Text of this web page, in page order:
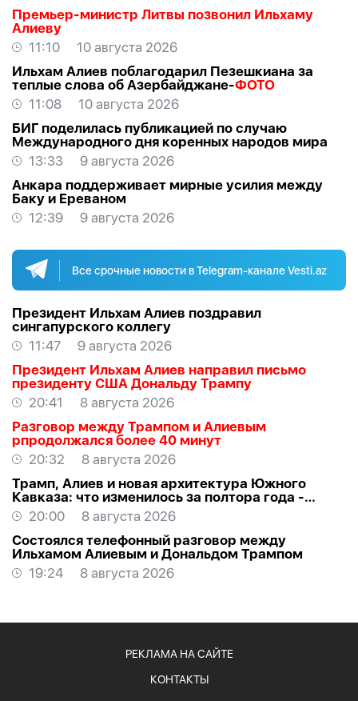
Премьер-министр Литвы позвонил Ильхаму
Алиеву
11:10
10 августа 2026
Ильхам Алиев поблагодарил Пезешкиана за
теплые слова об Азербайджане-ФОТО
11:08
10 августа 2026
БИГ поделилась публикацией по случаю
Международного дня коренных народов мира
13:33
9 августа 2026
Анкара поддерживает мирные усилия между
Баку и Ереваном
12:39
9 августа 2026
Все срочные новости в Telegram-канале Vesti.az
Президент Ильхам Алиев поздравил
сингапурского коллегу
11:47
9 августа 2026
Президент Ильхам Алиев направил письмо
президенту США Дональду Трампу
20:41
8 августа 2026
Разговор между Трампом и Алиевым
рпродолжался более 40 минут
20:32
8 августа 2026
Трамп, Алиев и новая архитектура Южного
Кавказа: что изменилось за полтора года -
ВЗГЛЯД
20:00
8 августа 2026
Состоялся телефонный разговор между
Ильхамом Алиевым и Дональдом Трампом
19:24
8 августа 2026
РЕКЛАМА НА САЙТЕ
КОНТАКТЫ